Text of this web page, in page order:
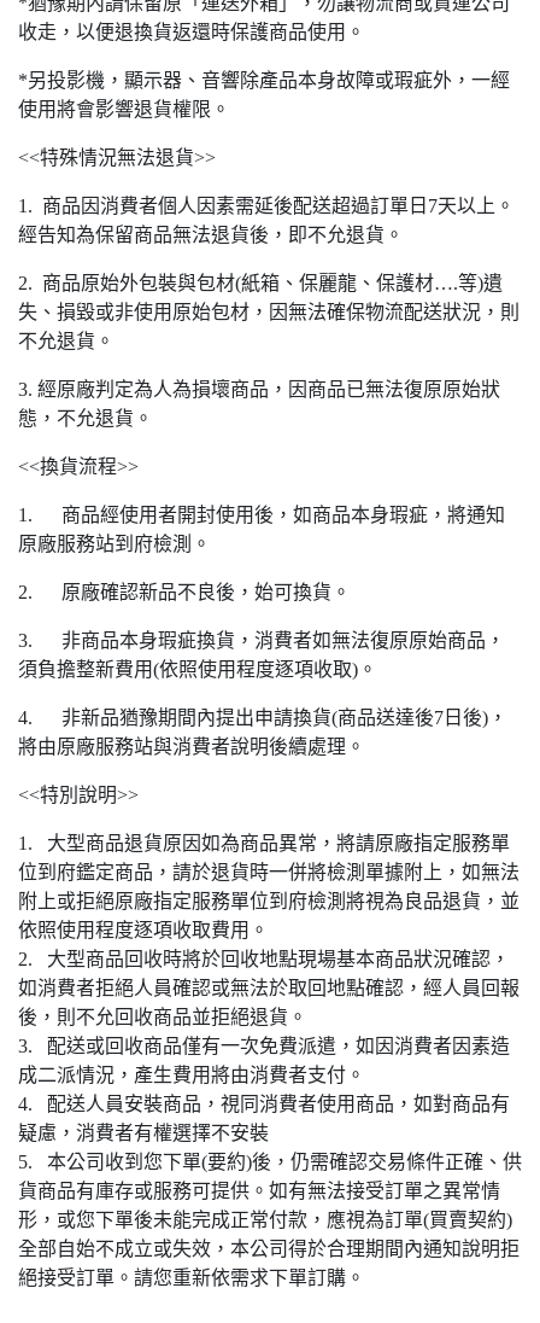
收走，以便退換貨返還時保護商品使用。
*另投影機，顯示器、音響除產品本身故障或瑕疵外，一經
使用將會影響退貨權限。
<<特殊情況無法退貨>>
1. 商品因消費者個人因素需延後配送超過訂單日7天以上。
經告知為保留商品無法退貨後，即不允退貨。
2. 商品原始外包裝與包材(紙箱、保麗龍、保護材….等)遺
失、損毀或非使用原始包材，因無法確保物流配送狀況，則
不允退貨。
3. 經原廠判定為人為損壞商品，因商品已無法復原原始狀
態，不允退貨。
<<換貨流程>>
1. 商品經使用者開封使用後，如商品本身瑕疵，將通知
原廠服務站到府檢測。
2. 原廠確認新品不良後，始可換貨。
3. 非商品本身瑕疵換貨，消費者如無法復原原始商品，
須負擔整新費用(依照使用程度逐項收取)。
4. 非新品猶豫期間內提出申請換貨(商品送達後7日後)，
將由原廠服務站與消費者說明後續處理。
<<特別說明>>
1. 大型商品退貨原因如為商品異常，將請原廠指定服務單
位到府鑑定商品，請於退貨時一併將檢測單據附上，如無法
附上或拒絕原廠指定服務單位到府檢測將視為良品退貨，並
依照使用程度逐項收取費用。
2. 大型商品回收時將於回收地點現場基本商品狀況確認，
如消費者拒絕人員確認或無法於取回地點確認，經人員回報
後，則不允回收商品並拒絕退貨。
3. 配送或回收商品僅有一次免費派遣，如因消費者因素造
成二派情況，產生費用將由消費者支付。
4. 配送人員安裝商品，視同消費者使用商品，如對商品有
疑慮，消費者有權選擇不安裝
5. 本公司收到您下單(要約)後，仍需確認交易條件正確、供
貨商品有庫存或服務可提供。如有無法接受訂單之異常情
形，或您下單後未能完成正常付款，應視為訂單(買賣契約)
全部自始不成立或失效，本公司得於合理期間內通知說明拒
絕接受訂單。請您重新依需求下單訂購。